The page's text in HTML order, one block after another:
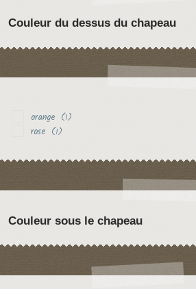
Couleur du dessus du chapeau
orange (1)
rose (1)
Couleur sous le chapeau